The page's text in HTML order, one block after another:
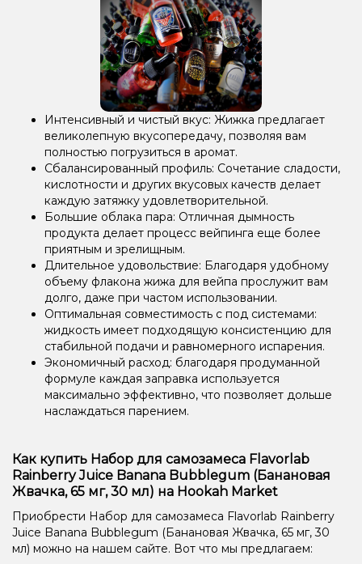
Интенсивный и чистый вкус: Жижка предлагает
великолепную вкусопередачу, позволяя вам
полностью погрузиться в аромат.
Сбалансированный профиль: Сочетание сладости,
кислотности и других вкусовых качеств делает
каждую затяжку удовлетворительной.
Большие облака пара: Отличная дымность
продукта делает процесс вейпинга еще более
приятным и зрелищным.
Длительное удовольствие: Благодаря удобному
объему флакона жижа для вейпа прослужит вам
долго, даже при частом использовании.
Оптимальная совместимость с под системами:
жидкость имеет подходящую консистенцию для
стабильной подачи и равномерного испарения.
Экономичный расход: благодаря продуманной
формуле каждая заправка используется
максимально эффективно, что позволяет дольше
наслаждаться парением.
Как купить Набор для самозамеса Flavorlab
Rainberry Juice Banana Bubblegum (Банановая
Жвачка, 65 мг, 30 мл) на Hookah Market
Приобрести Набор для самозамеса Flavorlab Rainberry
Juice Banana Bubblegum (Банановая Жвачка, 65 мг, 30
мл) можно на нашем сайте. Вот что мы предлагаем: